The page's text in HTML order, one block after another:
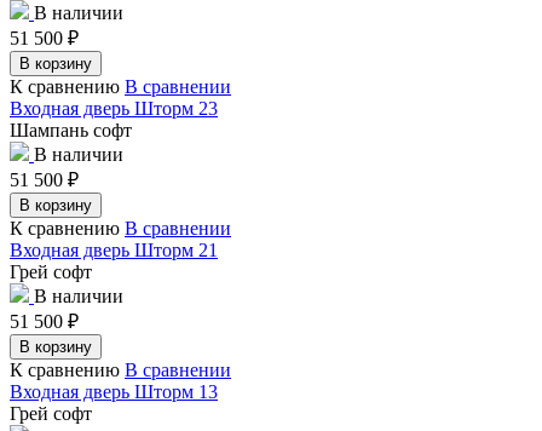
В наличии
51 500 ₽
В корзину
К сравнению В сравнении
Входная дверь Шторм 23
Шампань софт
В наличии
51 500 ₽
В корзину
К сравнению В сравнении
Входная дверь Шторм 21
Грей софт
В наличии
51 500 ₽
В корзину
К сравнению В сравнении
Входная дверь Шторм 13
Грей софт